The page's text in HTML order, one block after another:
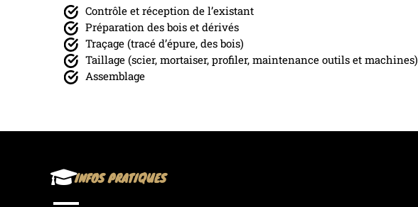
Contrôle et réception de l’existant
Préparation des bois et dérivés
Traçage (tracé d’épure, des bois)
Taillage (scier, mortaiser, profiler, maintenance outils et machines)
Assemblage
INFOS PRATIQUES